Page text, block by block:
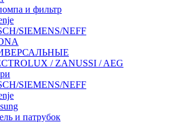
и фильтр
SIEMENS/NEFF
/ ZANUSSI / AEG
SIEMENS/NEFF
и патрубок